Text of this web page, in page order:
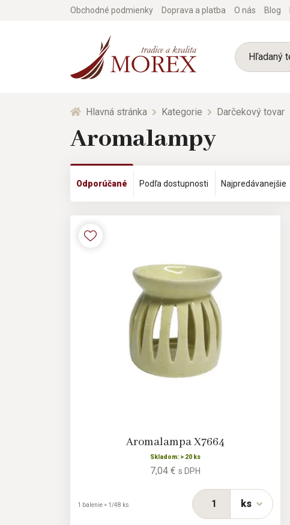
Obchodné podmienky Doprava a platba O nás Blog
Hlavná stránka Kategorie Darčekový tovar
Aromalampy
Odporúčané Podľa dostupnosti Najpredávanejšie
Aromalampa X7664
Skladom: > 20 ks
7,04 € s DPH
ks
1 balenie = 1/48 ks